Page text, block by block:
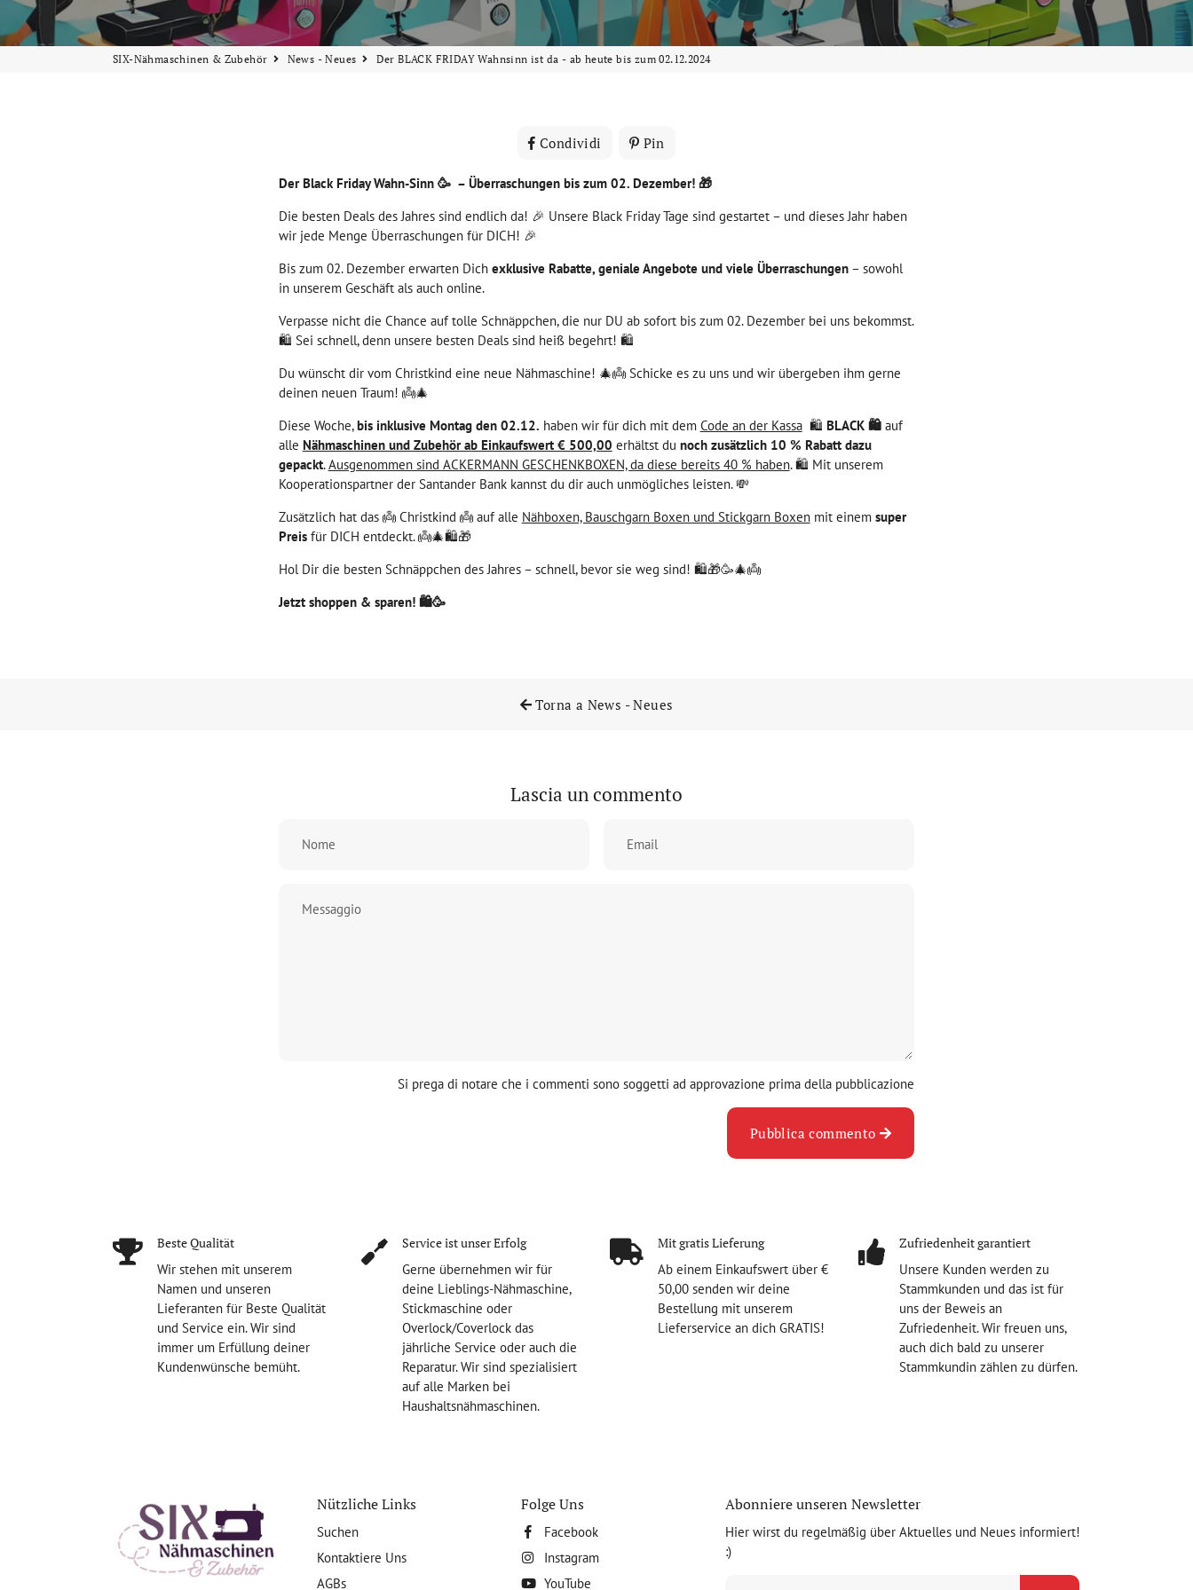
SIX-Nähmaschinen & Zubehör News - Neues Der BLACK FRIDAY Wahnsinn ist da - ab heute bis zum 02.12.2024
Condividi Condividi
Facebook
Pin
Pinterest
Der Black Friday Wahn-Sinn 🥳 – Überraschungen bis zum 02. Dezember! 🎁
Die besten Deals des Jahres sind endlich da! 🎉 Unsere Black Friday Tage sind gestartet – und dieses Jahr haben
wir jede Menge Überraschungen für DICH! 🎉
Bis zum 02. Dezember erwarten Dich exklusive Rabatte, geniale Angebote und viele Überraschungen– sowohl
in unserem Geschäft als auch online.
Verpasse nicht die Chance auf tolle Schnäppchen, die nur DU ab sofort bis zum 02. Dezember bei uns bekommst.
🛍️ Sei schnell, denn unsere besten Deals sind heiß begehrt! 🛍️
Du wünscht dir vom Christkind eine neue Nähmaschine! 🎄👼 Schicke es zu uns und wir übergeben ihm gerne
deinen neuen Traum! 👼🎄
Diese Woche,bis inklusive Montag den 02.12. haben wir für dich mit dem Code an der Kassa🛍️ BLACK 🛍️ auf
alle Nähmaschinen und Zubehör ab Einkaufswert € 500,00 erhältst du noch zusätzlich 10 % Rabatt dazu
gepackt.Ausgenommen sind ACKERMANN GESCHENKBOXEN, da diese bereits 40 % haben. 🛍️ Mit unserem
Kooperationspartner der Santander Bank kannst du dir auch unmögliches leisten. 💸
Zusätzlich hat das 👼 Christkind 👼 auf alle Nähboxen, Bauschgarn Boxen und Stickgarn Boxenmit einem super
Preisfür DICH entdeckt. 👼🎄🛍️🎁
Hol Dir die besten Schnäppchen des Jahres – schnell, bevor sie weg sind! 🛍️🎁🥳🎄👼
Jetzt shoppen & sparen! 🛍️🥳
Torna a News - Neues
Lascia un commento
Si prega di notare che i commenti sono soggetti ad approvazione prima della pubblicazione
Pubblica commento
Beste Qualität
Wir stehen mit unserem
Namen und unseren
Lieferanten für Beste Qualität
und Service ein. Wir sind
immer um Erfüllung deiner
Kundenwünsche bemüht.
Service ist unser Erfolg
Gerne übernehmen wir für
deine Lieblings-Nähmaschine,
Stickmaschine oder
Overlock/Coverlock das
jährliche Service oder auch die
Reparatur. Wir sind spezialisiert
auf alle Marken bei
Haushaltsnähmaschinen.
Mit gratis Lieferung
Ab einem Einkaufswert über €
50,00 senden wir deine
Bestellung mit unserem
Lieferservice an dich GRATIS!
Zufriedenheit garantiert
Unsere Kunden werden zu
Stammkunden und das ist für
uns der Beweis an
Zufriedenheit. Wir freuen uns,
auch dich bald zu unserer
Stammkundin zählen zu dürfen.
Nützliche Links
Suchen
Kontaktiere Uns
AGBs
Folge Uns
Facebook
Instagram
YouTube
Abonniere unseren Newsletter
Hier wirst du regelmäßig über Aktuelles und Neues informiert!
:)